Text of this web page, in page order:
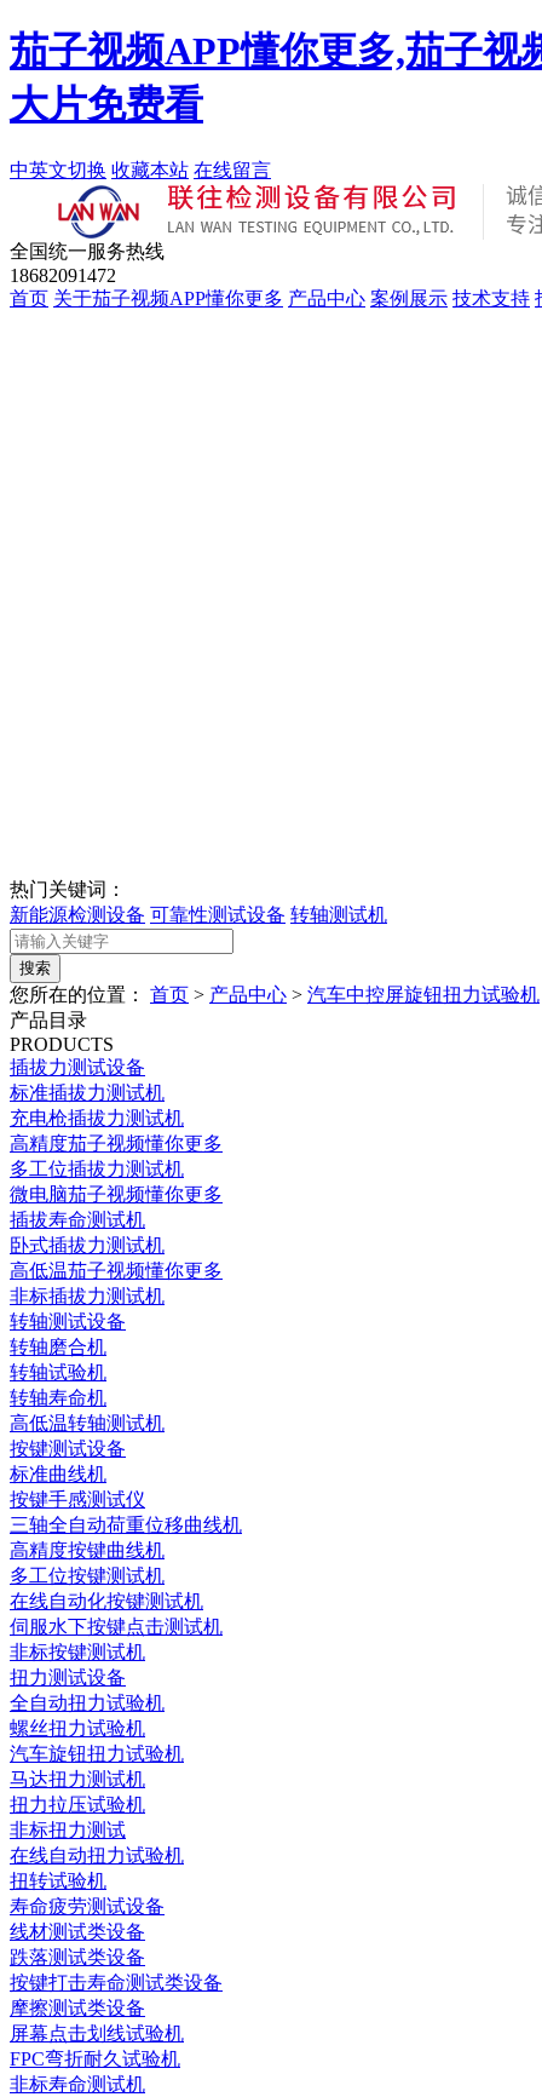
茄子视频APP懂你更多,茄子
大片免费看
中英文切换 收藏本站 在线留言
全国统一服务热线
18682091472
首页 关于茄子视频APP懂你更多 产品中心 案例展示 技术支持
热门关键词：
新能源检测设备 可靠性测试设备 转轴测试机
您所在的位置： 首页 > 产品中心 > 汽车中控屏旋钮扭力试验机
产品目录
PRODUCTS
插拔力测试设备
标准插拔力测试机
充电枪插拔力测试机
高精度茄子视频懂你更多
多工位插拔力测试机
微电脑茄子视频懂你更多
插拔寿命测试机
卧式插拔力测试机
高低温茄子视频懂你更多
非标插拔力测试机
转轴测试设备
转轴磨合机
转轴试验机
转轴寿命机
高低温转轴测试机
按键测试设备
标准曲线机
按键手感测试仪
三轴全自动荷重位移曲线机
高精度按键曲线机
多工位按键测试机
在线自动化按键测试机
伺服水下按键点击测试机
非标按键测试机
扭力测试设备
全自动扭力试验机
螺丝扭力试验机
汽车旋钮扭力试验机
马达扭力测试机
扭力拉压试验机
非标扭力测试
在线自动扭力试验机
扭转试验机
寿命疲劳测试设备
线材测试类设备
跌落测试类设备
按键打击寿命测试类设备
摩擦测试类设备
屏幕点击划线试验机
FPC弯折耐久试验机
非标寿命测试机